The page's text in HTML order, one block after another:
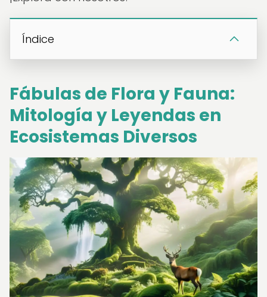
Índice
Fábulas de Flora y Fauna:
Mitología y Leyendas en
Ecosistemas Diversos